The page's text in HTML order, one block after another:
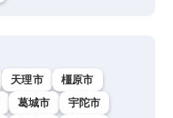
天理市
橿原市
葛城市
宇陀市